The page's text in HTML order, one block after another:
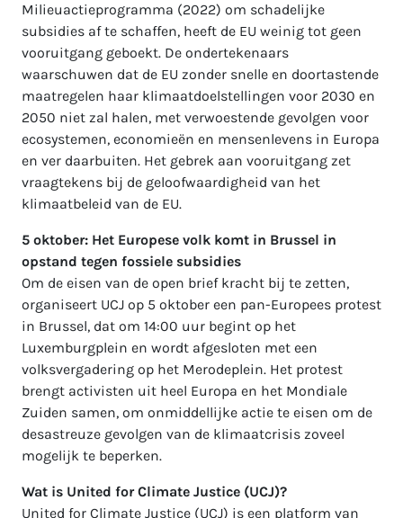
Milieuactieprogramma (2022) om schadelijke
subsidies af te schaffen, heeft de EU weinig tot geen
vooruitgang geboekt. De ondertekenaars
waarschuwen dat de EU zonder snelle en doortastende
maatregelen haar klimaatdoelstellingen voor 2030 en
2050 niet zal halen, met verwoestende gevolgen voor
ecosystemen, economieën en mensenlevens in Europa
en ver daarbuiten. Het gebrek aan vooruitgang zet
vraagtekens bij de geloofwaardigheid van het
klimaatbeleid van de EU.
5 oktober: Het Europese volk komt in Brussel in
opstand tegen fossiele subsidies
Om de eisen van de open brief kracht bij te zetten,
organiseert UCJ op 5 oktober een pan-Europees protest
in Brussel, dat om 14:00 uur begint op het
Luxemburgplein en wordt afgesloten met een
volksvergadering op het Merodeplein. Het protest
brengt activisten uit heel Europa en het Mondiale
Zuiden samen, om onmiddellijke actie te eisen om de
desastreuze gevolgen van de klimaatcrisis zoveel
mogelijk te beperken.
Wat is United for Climate Justice (UCJ)?
United for Climate Justice (UCJ) is een platform van